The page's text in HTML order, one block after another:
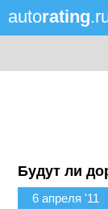
autorating
Будут ли
6 апреля '11